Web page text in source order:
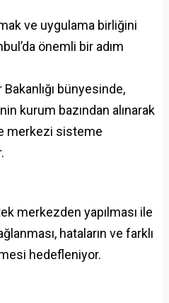
ve uygulama birliğini
önemli bir adım
bünyesinde,
kurum bazından alınarak
merkezi sisteme
merkezden yapılması ile
hataların ve farklı
hedefleniyor.